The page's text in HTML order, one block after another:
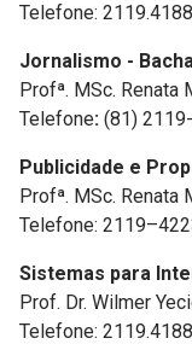
Telefone: 2119.4188
Jornalismo -
Profª. MSc. Renata
Telefone: (81)
Publicidade e
Profª. MSc. Renata
Telefone:
Sistemas para
Prof. Dr. Wilmer
Telefone: 2119.4188